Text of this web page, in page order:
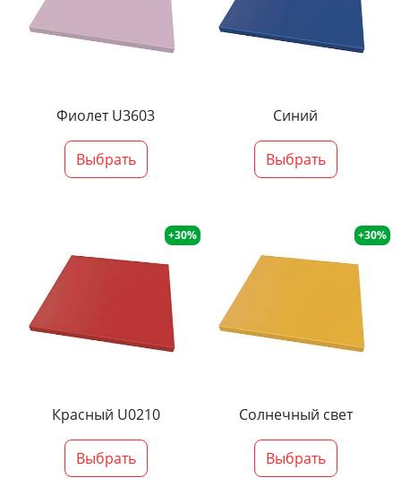
Фиолет U3603
Выбрать
Синий
Выбрать
+30%
Красный U0210
Выбрать
+30%
Солнечный свет
Выбрать